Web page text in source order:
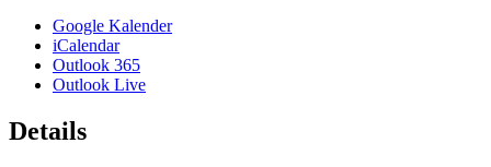
Google Kalender
iCalendar
Outlook 365
Outlook Live
Details